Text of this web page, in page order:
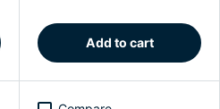
Add to cart